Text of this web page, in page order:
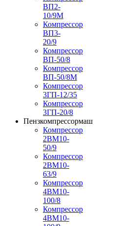
ВП2-
10/9М
Компрессор
ВП3-
20/9
Компрессор
ВП-50/8
Компрессор
ВП-50/8М
Компрессор
3ГП-12/35
Компрессор
3ГП-20/8
Пензкомпрессормаш
Компрессор
2ВМ10-
50/9
Компрессор
2ВМ10-
63/9
Компрессор
4ВМ10-
100/8
Компрессор
4ВМ10-